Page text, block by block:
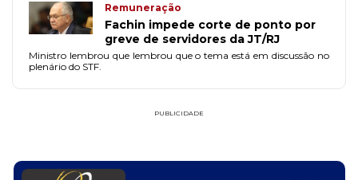
Remuneração
Fachin impede corte de ponto por
greve de servidores da JT/RJ
Ministro lembrou que lembrou que o tema está em discussão no
plenário do STF.
PUBLICIDADE